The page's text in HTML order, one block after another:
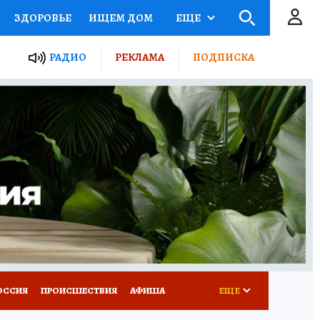
ЗДОРОВЬЕ ИЩЕМ ДОМ
ПРОЕКТЫ РОССИИ
ПУТЕВОДИТЕЛЬ
ТУРИЗМ
ПОТРЕБИТЕЛЯ ВСЕ О КП
ЕЩЕ
РАДИО РЕКЛАМА ПОДПИСКА
ПРОИСШЕСТВИЯ АФИША ЕЩЕ